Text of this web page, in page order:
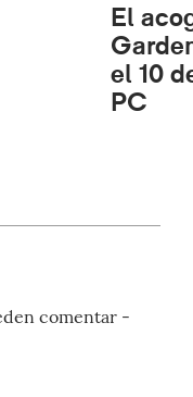
El
el 10
PC
comentar -